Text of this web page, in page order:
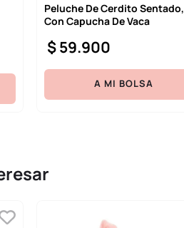
Peluche De Cerdito Sentado,
Con Capucha De Vaca
$59.900
A MI BOLSA